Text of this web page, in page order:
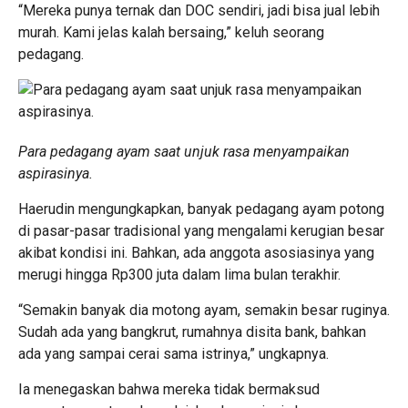
“Mereka punya ternak dan DOC sendiri, jadi bisa jual lebih
murah. Kami jelas kalah bersaing,” keluh seorang
pedagang.
Para pedagang ayam saat unjuk rasa menyampaikan
aspirasinya.
Haerudin mengungkapkan, banyak pedagang ayam potong
di pasar-pasar tradisional yang mengalami kerugian besar
akibat kondisi ini. Bahkan, ada anggota asosiasinya yang
merugi hingga Rp300 juta dalam lima bulan terakhir.
“Semakin banyak dia motong ayam, semakin besar ruginya.
Sudah ada yang bangkrut, rumahnya disita bank, bahkan
ada yang sampai cerai sama istrinya,” ungkapnya.
Ia menegaskan bahwa mereka tidak bermaksud